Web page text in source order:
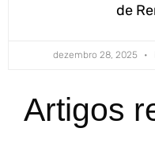
de
dezembro 28, 2025
Artigos